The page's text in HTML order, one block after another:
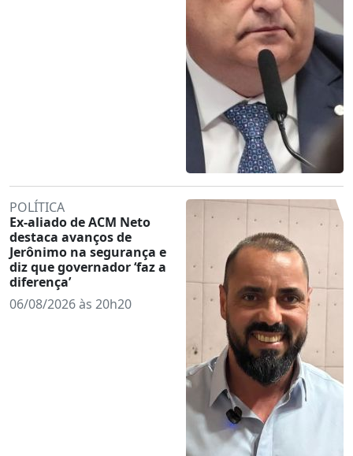
POLÍTICA
Ex-aliado de ACM Neto
destaca avanços de
Jerônimo na segurança e
diz que governador ‘faz a
diferença’
06/08/2026 às 20h20